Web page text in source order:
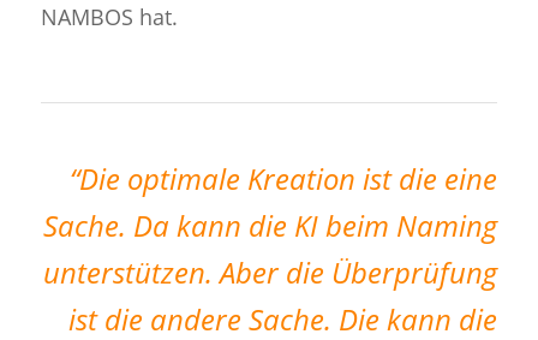
NAMBOS hat.
“Die optimale Kreation ist die eine
Sache. Da kann die KI beim Naming
unterstützen. Aber die Überprüfung
ist die andere Sache. Die kann die